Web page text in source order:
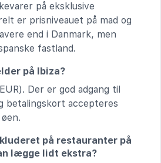
på eksklusive
er prisniveauet på mad og
end i Danmark, men
fastland.
på Ibiza?
Der er god adgang til
betalingskort accepteres
på restauranter på
lægge lidt ekstra?